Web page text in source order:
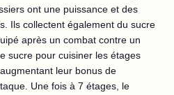
ont une puissance et des
Ils collectent également du sucre
après un combat contre un
sucre pour cuisiner les étages
leur bonus de
Une fois à 7 étages, le